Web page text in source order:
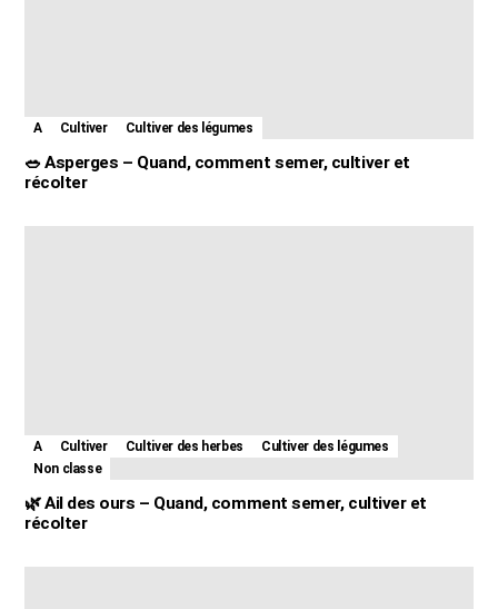
A Cultiver Cultiver des légumes
🥗 Asperges – Quand, comment semer, cultiver et
récolter
A Cultiver Cultiver des herbes
Cultiver des légumes
Non classe
🌿 Ail des ours – Quand, comment semer, cultiver et
récolter